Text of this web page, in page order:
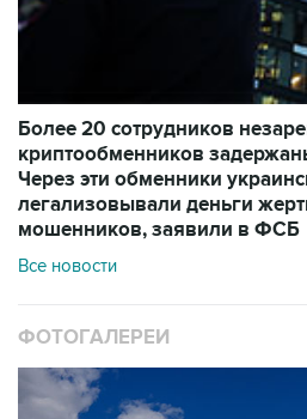
Более 20 сотрудников
криптообменников
Через эти обменники
легализовывали деньги
мошенников, заявили в ФСБ
Все новости
ФОТОГАЛЕРЕИ